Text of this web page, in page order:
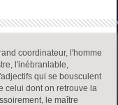
coordinateur, l'homme
l'inébranlable,
qui se bousculent
celui dont on retrouve la
le maître